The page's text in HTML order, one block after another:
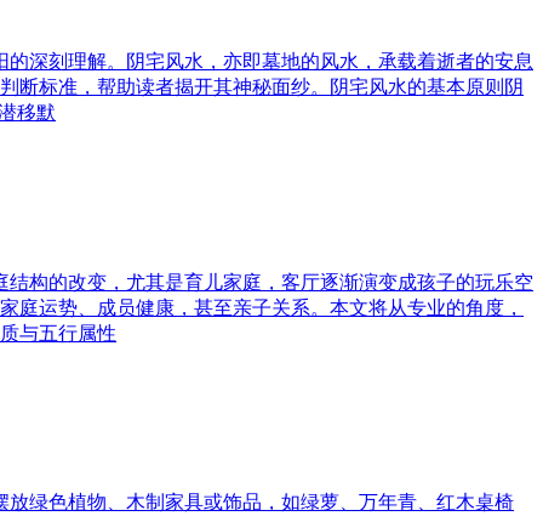
深刻理解。阴宅风水，亦即墓地的风水，承载着逝者的安息
断标准，帮助读者揭开其神秘面纱。阴宅风水的基本原则阴
移默
构的改变，尤其是育儿家庭，客厅逐渐演变成孩子的玩乐空
运势、成员健康，甚至亲子关系。本文将从专业的角度，
与五行属性
绿色植物、木制家具或饰品，如绿萝、万年青、红木桌椅